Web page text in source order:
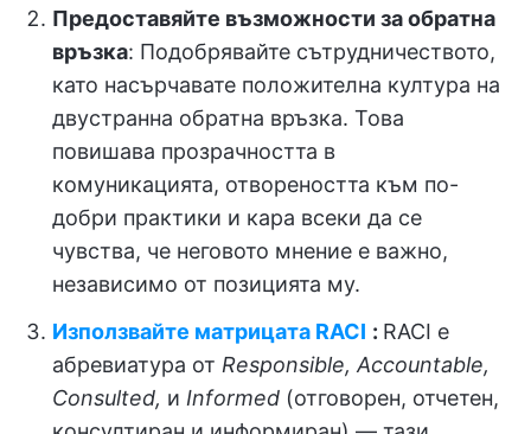
Предоставяйте възможности за обратна
връзка: Подобрявайте сътрудничеството,
като насърчавате положителна култура на
двустранна обратна връзка. Това
повишава прозрачността в
комуникацията, отвореността към по-
добри практики и кара всеки да се
чувства, че неговото мнение е важно,
независимо от позицията му.
Използвайте матрицата RACI : RACI е
абревиатура от Responsible, Accountable,
Consulted, и Informed (отговорен, отчетен,